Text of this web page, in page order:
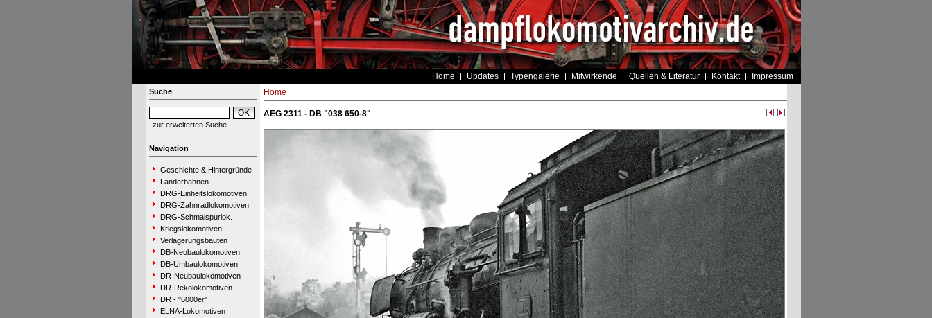
Home Updates Typengalerie Mitwirkende Quellen & Literatur Kontakt Impressum
Suche
zur erweiterten Suche
Navigation
Geschichte & Hintergründe
Länderbahnen
DRG-Einheitslokomotiven
DRG-Zahnradlokomotiven
DRG-Schmalspurlok.
Kriegslokomotiven
Verlagerungsbauten
DB-Neubaulokomotiven
DB-Umbaulokomotiven
DR-Neubaulokomotiven
DR-Rekolokomotiven
DR - "6000er"
ELNA-Lokomotiven
Home
AEG 2311 - DB "038 650-8"